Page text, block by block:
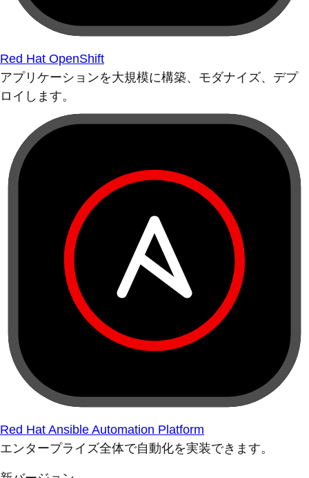
Red Hat OpenShift
アプリケーションを大規模に構築、モダナイズ、デプ
ロイします。
Red Hat Ansible Automation Platform
エンタープライズ全体で自動化を実装できます。